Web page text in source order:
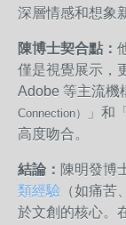
深層情感和想象
陳博士契合點：
僅是視覺展示，
Adobe 等主流機
Connection）
」和
高度吻合。
結論： 陳明發博
類經驗 （如痛
於文創的核心。